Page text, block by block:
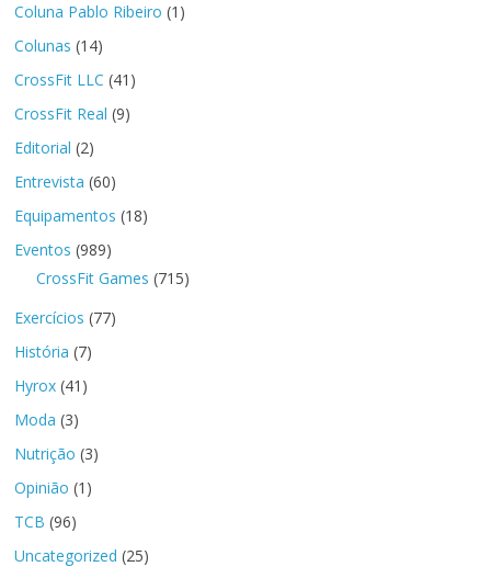
Coluna Pablo Ribeiro (1)
Colunas (14)
CrossFit LLC (41)
CrossFit Real (9)
Editorial (2)
Entrevista (60)
Equipamentos (18)
Eventos (989)
CrossFit Games (715)
Exercícios (77)
História (7)
Hyrox (41)
Moda (3)
Nutrição (3)
Opinião (1)
TCB (96)
Uncategorized (25)